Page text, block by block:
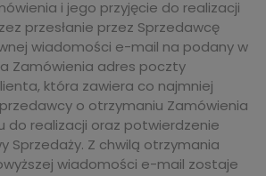
i jego przyjęcie do realizacji
przesłanie przez Sprzedawcę
wiadomości e-mail na podany w
Zamówienia adres poczty
która zawiera co najmniej
o otrzymaniu Zamówienia
do realizacji oraz potwierdzenie
Sprzedaży. Z chwilą otrzymania
wiadomości e-mail zostaje